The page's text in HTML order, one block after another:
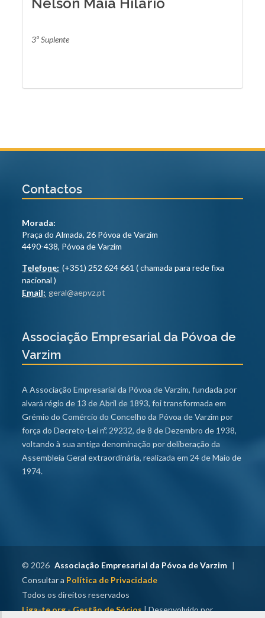
3º Suplente
Contactos
Morada:
Praça do Almada, 26 Póvoa de Varzim
4490-438, Póvoa de Varzim
Telefone: (+351) 252 624 661 ( chamada para rede fixa
nacional )
Email: geral@aepvz.pt
Associação Empresarial da Póvoa de
Varzim
A Associação Empresarial da Póvoa de Varzim, fundada por
alvará régio de 13 de Abril de 1893, foi transformada em
Grémio do Comércio do Concelho da Póvoa de Varzim por
força do Decreto-Lei nº. 29232, de 8 de Dezembro de 1938,
voltando à sua antiga denominação por deliberação da
Assembleia Geral extraordinária, realizada em 24 de Maio de
1974.
© 2026 Associação Empresarial da Póvoa de Varzim |
Consultar a Política de Privacidade
Todos os direitos reservados
Liga-te.org - Gestão de Sócios| Desenvolvido por